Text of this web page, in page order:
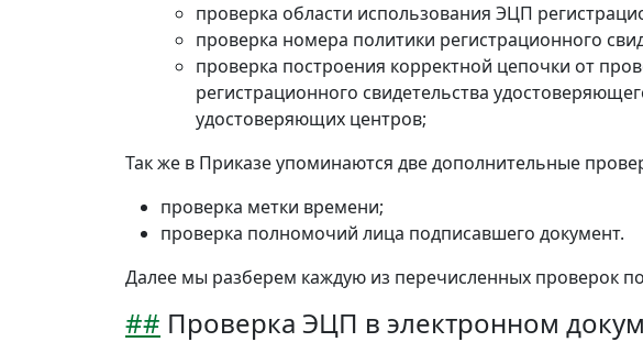
проверка области использования ЭЦП
проверка номера политики регистрационного
проверка построения корректной цепочки от
регистрационного свидетельства
удостоверяющих центров;
Так же в Приказе упоминаются две дополнительные
проверка метки времени;
проверка полномочий лица подписавшего документ.
Далее мы разберем каждую из перечисленных проверок
## Проверка ЭЦП в электронном